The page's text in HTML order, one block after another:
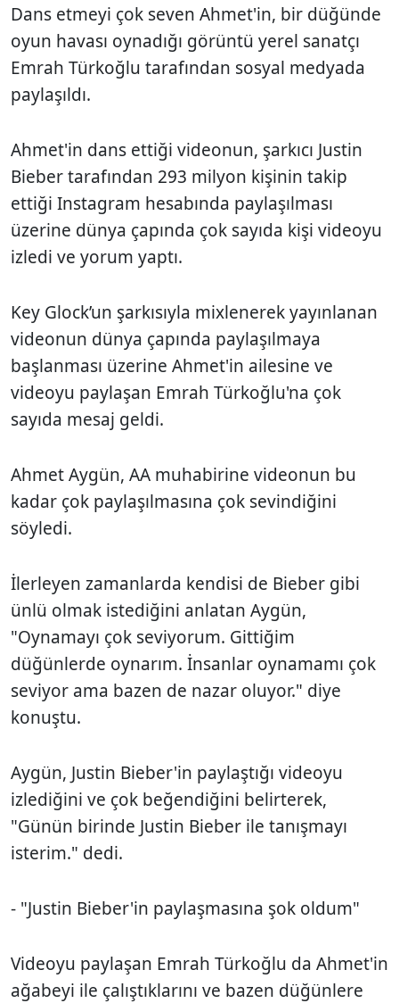
Dans etmeyi çok seven Ahmet'in, bir düğünde
oyun havası oynadığı görüntü yerel sanatçı
Emrah Türkoğlu tarafından sosyal medyada
paylaşıldı.
Ahmet'in dans ettiği videonun, şarkıcı Justin
Bieber tarafından 293 milyon kişinin takip
ettiği Instagram hesabında paylaşılması
üzerine dünya çapında çok sayıda kişi videoyu
izledi ve yorum yaptı.
Key Glock’un şarkısıyla mixlenerek yayınlanan
videonun dünya çapında paylaşılmaya
başlanması üzerine Ahmet'in ailesine ve
videoyu paylaşan Emrah Türkoğlu'na çok
sayıda mesaj geldi.
Ahmet Aygün, AA muhabirine videonun bu
kadar çok paylaşılmasına çok sevindiğini
söyledi.
İlerleyen zamanlarda kendisi de Bieber gibi
ünlü olmak istediğini anlatan Aygün,
"Oynamayı çok seviyorum. Gittiğim
düğünlerde oynarım. İnsanlar oynamamı çok
seviyor ama bazen de nazar oluyor." diye
konuştu.
Aygün, Justin Bieber'in paylaştığı videoyu
izlediğini ve çok beğendiğini belirterek,
"Günün birinde Justin Bieber ile tanışmayı
isterim." dedi.
- "Justin Bieber'in paylaşmasına şok oldum"
Videoyu paylaşan Emrah Türkoğlu da Ahmet'in
ağabeyi ile çalıştıklarını ve bazen düğünlere